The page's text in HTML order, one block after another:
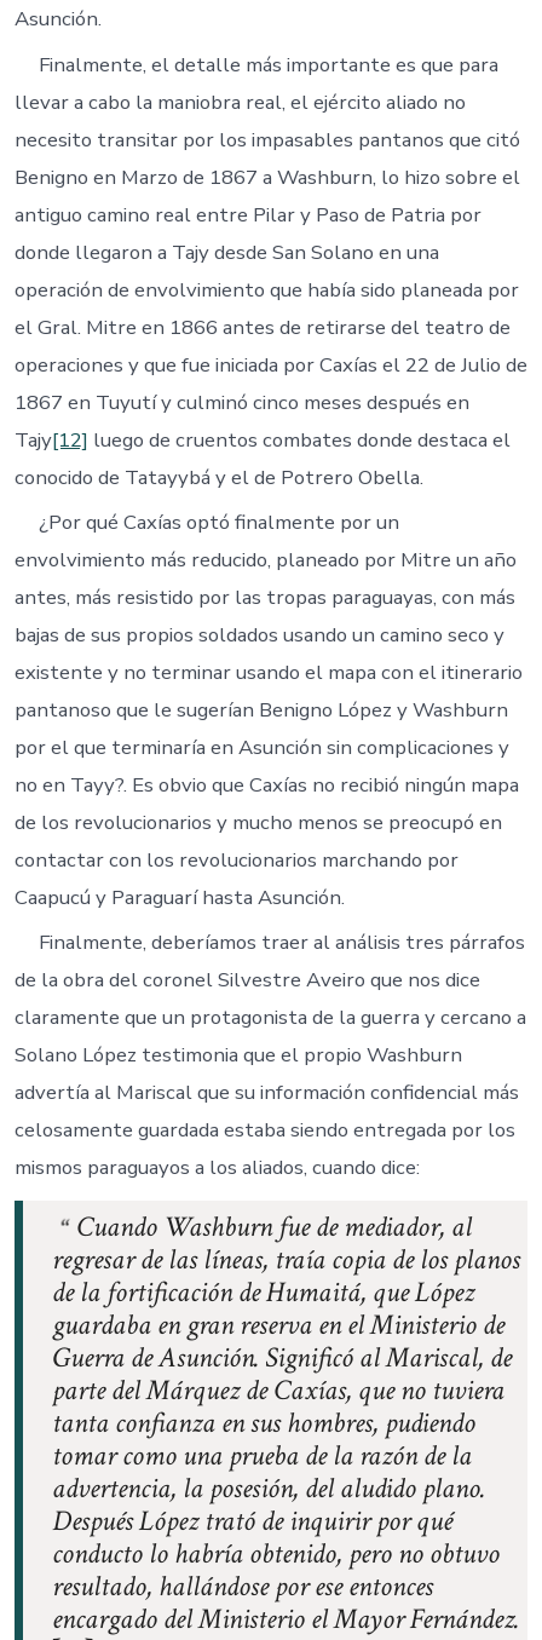
Asunción.
Finalmente, el detalle más importante es que para
llevar a cabo la maniobra real, el ejército aliado no
necesito transitar por los impasables pantanos que citó
Benigno en Marzo de 1867 a Washburn, lo hizo sobre el
antiguo camino real entre Pilar y Paso de Patria por
donde llegaron a Tajy desde San Solano en una
operación de envolvimiento que había sido planeada por
el Gral. Mitre en 1866 antes de retirarse del teatro de
operaciones y que fue iniciada por Caxías el 22 de Julio de
1867 en Tuyutí y culminó cinco meses después en
Tajy[12] luego de cruentos combates donde destaca el
conocido de Tatayybá y el de Potrero Obella.
¿Por qué Caxías optó finalmente por un
envolvimiento más reducido, planeado por Mitre un año
antes, más resistido por las tropas paraguayas, con más
bajas de sus propios soldados usando un camino seco y
existente y no terminar usando el mapa con el itinerario
pantanoso que le sugerían Benigno López y Washburn
por el que terminaría en Asunción sin complicaciones y
no en Tayy?. Es obvio que Caxías no recibió ningún mapa
de los revolucionarios y mucho menos se preocupó en
contactar con los revolucionarios marchando por
Caapucú y Paraguarí hasta Asunción.
Finalmente, deberíamos traer al análisis tres párrafos
de la obra del coronel Silvestre Aveiro que nos dice
claramente que un protagonista de la guerra y cercano a
Solano López testimonia que el propio Washburn
advertía al Mariscal que su información confidencial más
celosamente guardada estaba siendo entregada por los
mismos paraguayos a los aliados, cuando dice:
Cuando Washburn fue de mediador, al
regresar de las líneas, traía copia de los planos
de la fortificación de Humaitá, que López
guardaba en gran reserva en el Ministerio de
Guerra de Asunción. Significó al Mariscal, de
parte del Márquez de Caxías, que no tuviera
tanta confianza en sus hombres, pudiendo
tomar como una prueba de la razón de la
advertencia, la posesión, del aludido plano.
Después López trató de inquirir por qué
conducto lo habría obtenido, pero no obtuvo
resultado, hallándose por ese entonces
encargado del Ministerio el Mayor Fernández.